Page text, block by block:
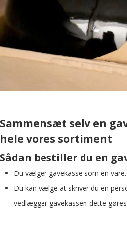
Sammensæt selv en
hele vores sortiment
Sådan bestiller du en
Du vælger gavekasse som en vare.
Du kan vælge at skriver du en
vedlægger gavekassen dette